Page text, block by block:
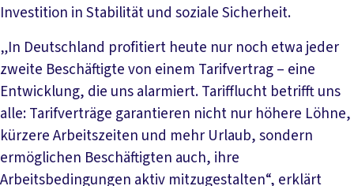
Investition in Stabilität und soziale Sicherheit.
„In Deutschland profitiert heute nur noch etwa jeder
zweite Beschäftigte von einem Tarifvertrag – eine
Entwicklung, die uns alarmiert. Tarifflucht betrifft uns
alle: Tarifverträge garantieren nicht nur höhere Löhne,
kürzere Arbeitszeiten und mehr Urlaub, sondern
ermöglichen Beschäftigten auch, ihre
Arbeitsbedingungen aktiv mitzugestalten“, erklärt